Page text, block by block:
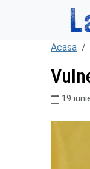
Acasa
19